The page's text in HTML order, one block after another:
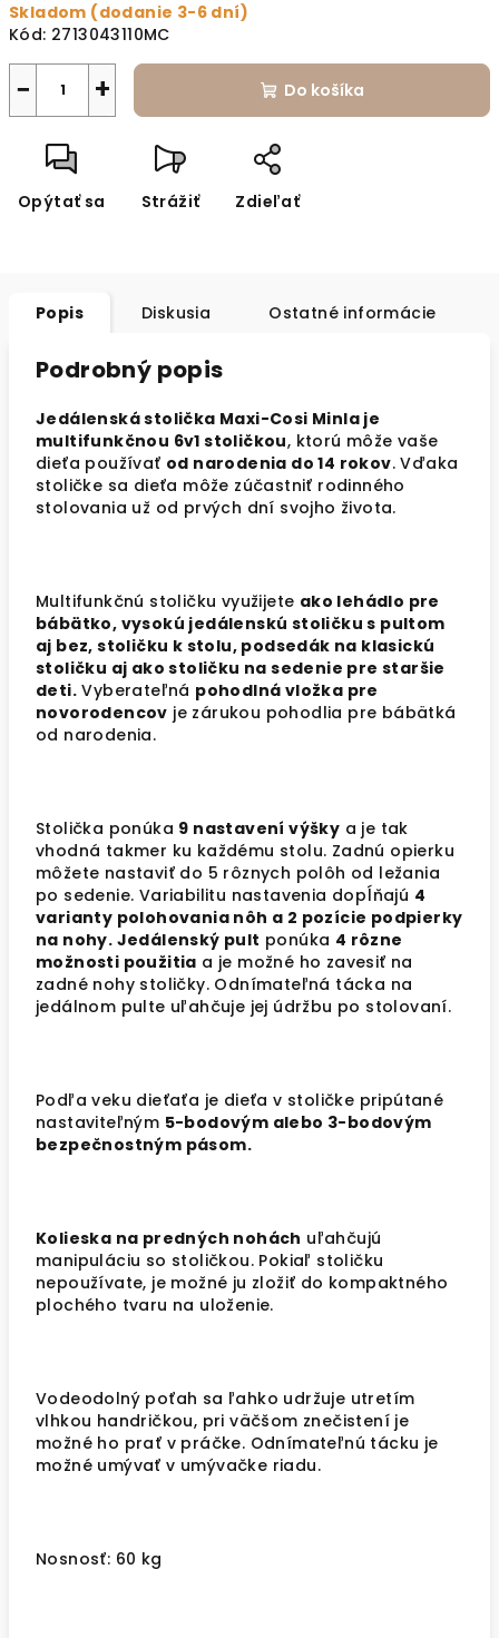
Skladom (dodanie 3-6 dní)
Kód: 2713043110MC
+
− Do košíka
Opýtať sa Strážiť Zdieľať
Popis Diskusia Ostatné informácie
Podrobný popis
Jedálenská stolička Maxi-Cosi Minla je
multifunkčnou 6v1 stoličkou, ktorú môže vaše
dieťa používať od narodenia do 14 rokov. Vďaka
stoličke sa dieťa môže zúčastniť rodinného
stolovania už od prvých dní svojho života.
Multifunkčnú stoličku využijete ako lehádlo pre
bábätko, vysokú jedálenskú stoličku s pultom
aj bez, stoličku k stolu, podsedák na klasickú
stoličku aj ako stoličku na sedenie pre staršie
deti. Vyberateľná pohodlná vložka pre
novorodencov je zárukou pohodlia pre bábätká
od narodenia.
Stolička ponúka 9 nastavení výšky a je tak
vhodná takmer ku každému stolu. Zadnú opierku
môžete nastaviť do 5 rôznych polôh od ležania
po sedenie. Variabilitu nastavenia dopĺňajú 4
varianty polohovania nôh a 2 pozície podpierky
na nohy. Jedálenský pult ponúka 4 rôzne
možnosti použitia a je možné ho zavesiť na
zadné nohy stoličky. Odnímateľná tácka na
jedálnom pulte uľahčuje jej údržbu po stolovaní.
Podľa veku dieťaťa je dieťa v stoličke pripútané
nastaviteľným 5-bodovým alebo 3-bodovým
bezpečnostným pásom.
Kolieska na predných nohách uľahčujú
manipuláciu so stoličkou. Pokiaľ stoličku
nepoužívate, je možné ju zložiť do kompaktného
plochého tvaru na uloženie.
Vodeodolný poťah sa ľahko udržuje utretím
vlhkou handričkou, pri väčšom znečistení je
možné ho prať v práčke. Odnímateľnú tácku je
možné umývať v umývačke riadu.
Nosnosť: 60 kg